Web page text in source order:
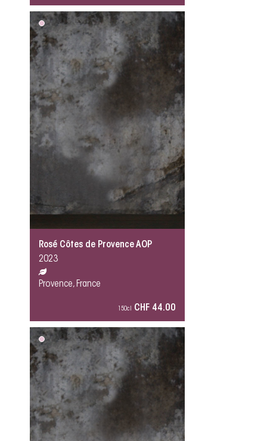
Rosé Côtes de Provence AOP
2023
Provence, France
150cl CHF 44.00